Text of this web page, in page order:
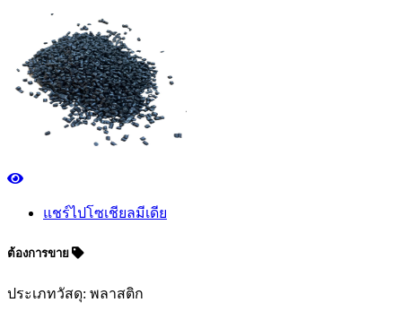
แชร์ไปโซเชียลมีเดีย
ต้องการขาย
ประเภทวัสดุ: พลาสติก